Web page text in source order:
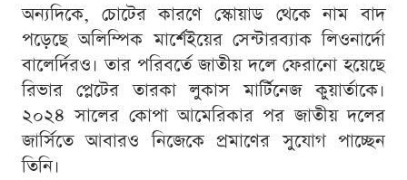
অন্যদিকে, চোটের কারণে স্কোয়াড থেকে নাম বাদ
পড়েছে অলিম্পিক মার্শেইয়ের সেন্টারব্যাক লিওনার্দো
বালের্দিরও। তার পরিবর্তে জাতীয় দলে ফেরানো হয়েছে
রিভার প্লেটের তারকা লুকাস মার্টিনেজ কুয়ার্তাকে।
২০২৪ সালের কোপা আমেরিকার পর জাতীয় দলের
জার্সিতে আবারও নিজেকে প্রমাণের সুযোগ পাচ্ছেন
তিনি।